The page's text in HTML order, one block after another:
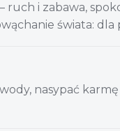
ruch i zabawa,
świata: dla
nasypać